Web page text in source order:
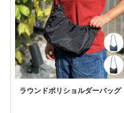
ラウンドポリショルダーバッグ